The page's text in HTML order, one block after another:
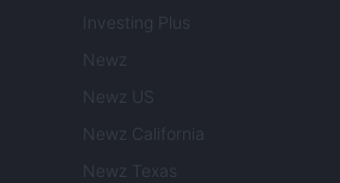
Investing Plus
Newz
Newz US
Newz California
Newz Texas